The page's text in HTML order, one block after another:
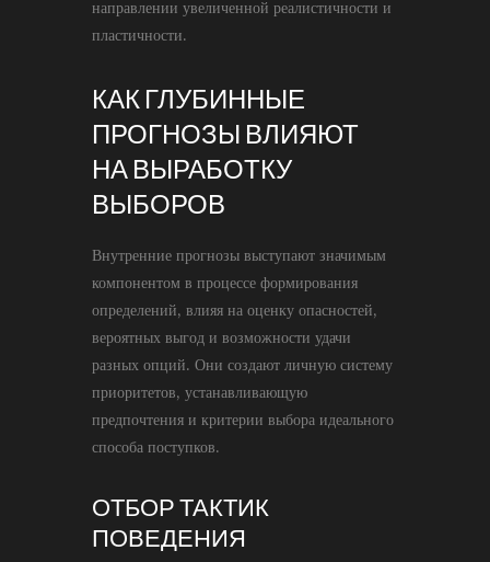
направлении увеличенной реалистичности и
пластичности.
КАК ГЛУБИННЫЕ
ПРОГНОЗЫ ВЛИЯЮТ
НА ВЫРАБОТКУ
ВЫБОРОВ
Внутренние прогнозы выступают значимым
компонентом в процессе формирования
определений, влияя на оценку опасностей,
вероятных выгод и возможности удачи
разных опций. Они создают личную систему
приоритетов, устанавливающую
предпочтения и критерии выбора идеального
способа поступков.
ОТБОР ТАКТИК
ПОВЕДЕНИЯ